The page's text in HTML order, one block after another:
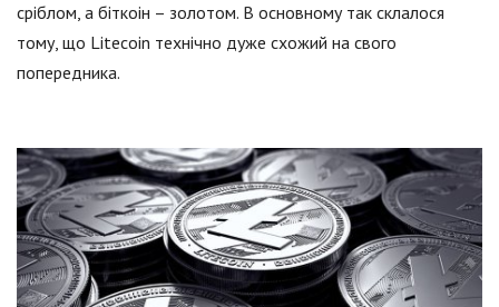
сріблом, а біткоін – золотом. В основному так склалося
тому, що Litecoin технічно дуже схожий на свого
попередника.